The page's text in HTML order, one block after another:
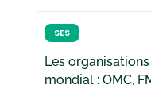
SES
Les
mondial : OMC,